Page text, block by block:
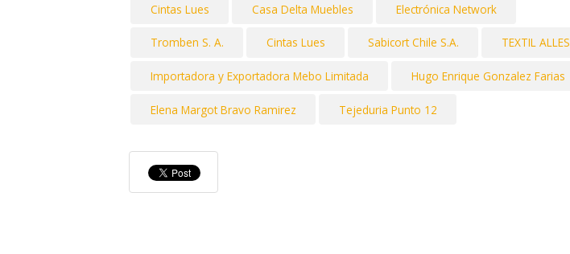
Cintas Lues Casa Delta Muebles Electrónica Network
Tromben S. A. Cintas Lues Sabicort Chile S.A. TEXTIL ALLES
Importadora y Exportadora Mebo Limitada Hugo Enrique Gonzalez Farias
Elena Margot Bravo Ramirez Tejeduria Punto 12